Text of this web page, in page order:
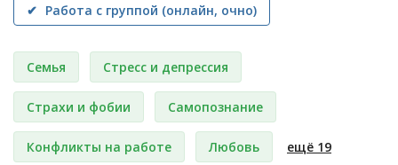
✔ Работа с группой (онлайн, очно)
Семья Стресс и депрессия
Страхи и фобии Самопознание
Конфликты на работе Любовь ещё 19